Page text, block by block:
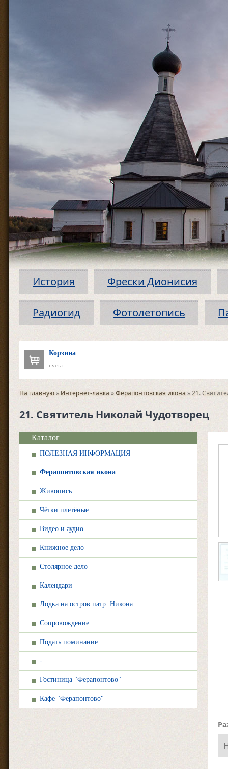
История Фрески Дионисия
Радиогид Фотолетопись
Корзина
пуста
На главную» Интернет-лавка»Ферапонтовская икона» 21.
21. Святитель Николай Чудотворец
Каталог
ПОЛЕЗНАЯ ИНФОРМАЦИЯ
Ферапонтовская икона
Живопись
Чётки плетёные
Видео и аудио
Книжное дело
Столярное дело
Календари
Лодка на остров патр. Никона
Сопровождение
Подать поминание
-
Гостиница "Ферапонтово"
Кафе "Ферапонтово"